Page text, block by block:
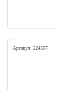
Артикул: 224567